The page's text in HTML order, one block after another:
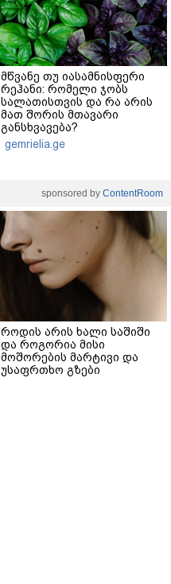
მწვანე თუ იასამნისფერი
რეჰანი: რომელი ჯობს
სალათისთვის და რა არის
მათ შორის მთავარი
განსხვავება?
gemrielia.ge
sponsored by ContentRoom
როდის არის ხალი საშიში
და როგორია მისი
მოშორების მარტივი და
უსაფრთხო გზები